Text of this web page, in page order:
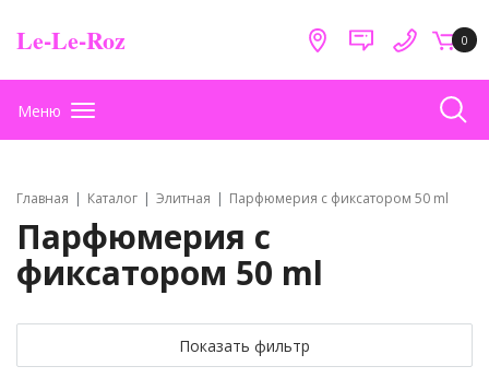
Le-Le-Roz 0
Меню
Главная Каталог Элитная Парфюмерия с фиксатором 50 ml
Парфюмерия с
фиксатором 50 ml
Показать фильтр